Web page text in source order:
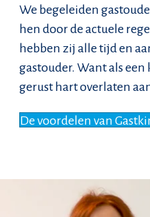
We begeleiden
hen door de actuele
hebben zij alle tijd en
gastouder. Want als
gerust hart overlaten
De voordelen van